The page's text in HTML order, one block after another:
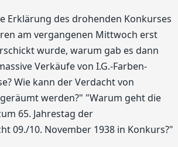
Erklärung des drohenden Konkurses
am vergangenen Mittwoch erst
wurde, warum gab es dann
Verkäufe von I.G.-Farben-
Wie kann der Verdacht von
werden?" "Warum geht die
65. Jahrestag der
09./10. November 1938 in Konkurs?"